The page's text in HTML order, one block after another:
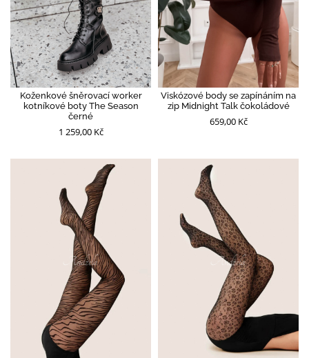
Koženkové šněrovací worker
kotníkové boty The Season
černé
1 259,00 Kč
Viskózové body se zapínáním na
zip Midnight Talk čokoládové
659,00 Kč